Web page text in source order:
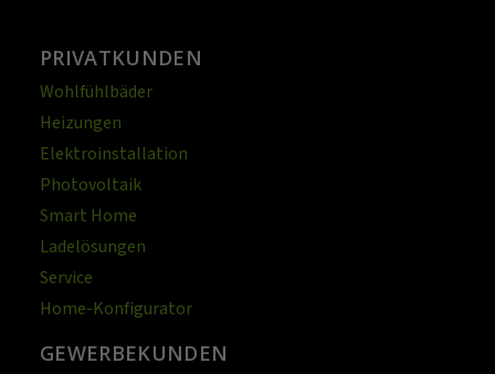
PRIVATKUNDEN
Wohlfühlbäder
Heizungen
Elektroinstallation
Photovoltaik
Smart Home
Ladelösungen
Service
Home-Konfigurator
GEWERBEKUNDEN